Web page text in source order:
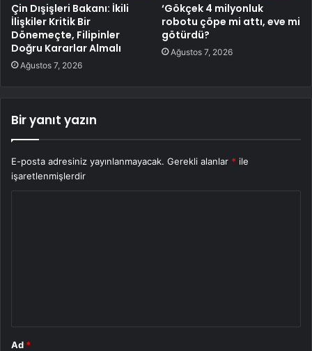
Çin Dışişleri Bakanı: İkili
İlişkiler Kritik Bir
Dönemeçte, Filipinler
Doğru Kararlar Almalı
Ağustos 7, 2026
‘Gökçek 4 milyonluk
robotu çöpe mi attı, eve mi
götürdü?
Ağustos 7, 2026
Bir yanıt yazın
E-posta adresiniz yayınlanmayacak. Gerekli alanlar * ile
işaretlenmişlerdir
Ad *